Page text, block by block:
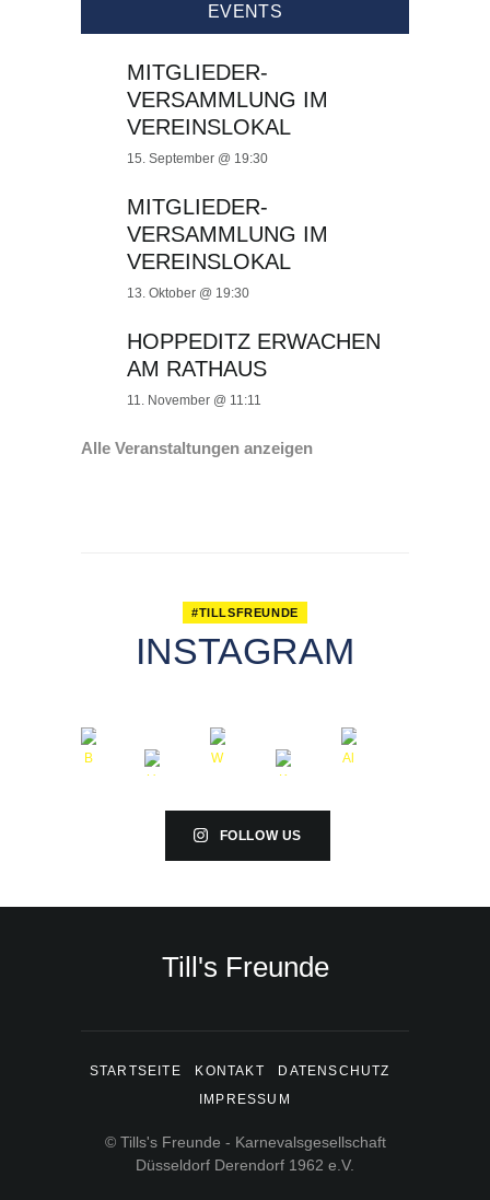
EVENTS
MITGLIEDER-
VERSAMMLUNG IM
VEREINSLOKAL
15. September @ 19:30
MITGLIEDER-
VERSAMMLUNG IM
VEREINSLOKAL
13. Oktober @ 19:30
HOPPEDITZ ERWACHEN
AM RATHAUS
11. November @ 11:11
Alle Veranstaltungen anzeigen
#TILLSFREUNDE
INSTAGRAM
FOLLOW US
Till's Freunde
STARTSEITE KONTAKT
DATENSCHUTZ
IMPRESSUM
© Tills's Freunde - Karnevalsgesellschaft
Düsseldorf Derendorf 1962 e.V.